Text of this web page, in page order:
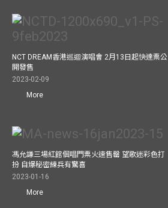
NCT DREAM香港巡迴演唱會 2月13日起快達票公
開發售
2023-02-09
More
馮允謙三場紅館個唱門票火速售罄 望歌迷彩色打
扮 自爆秘密練兵有驚喜
2023-01-16
More